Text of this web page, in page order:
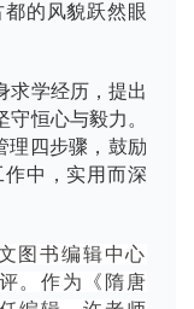
的风貌跃然眼
求学经历，提出
恒心与毅力。
理四步骤，鼓励
中，实用而深
图书编辑中心
。作为《隋唐